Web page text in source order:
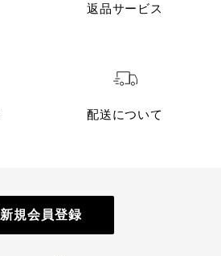
返品サービス
配送について
新規会員登録